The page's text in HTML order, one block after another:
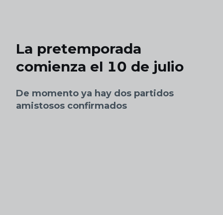
La pretemporada
comienza el 10 de julio
De momento ya hay dos partidos
amistosos confirmados